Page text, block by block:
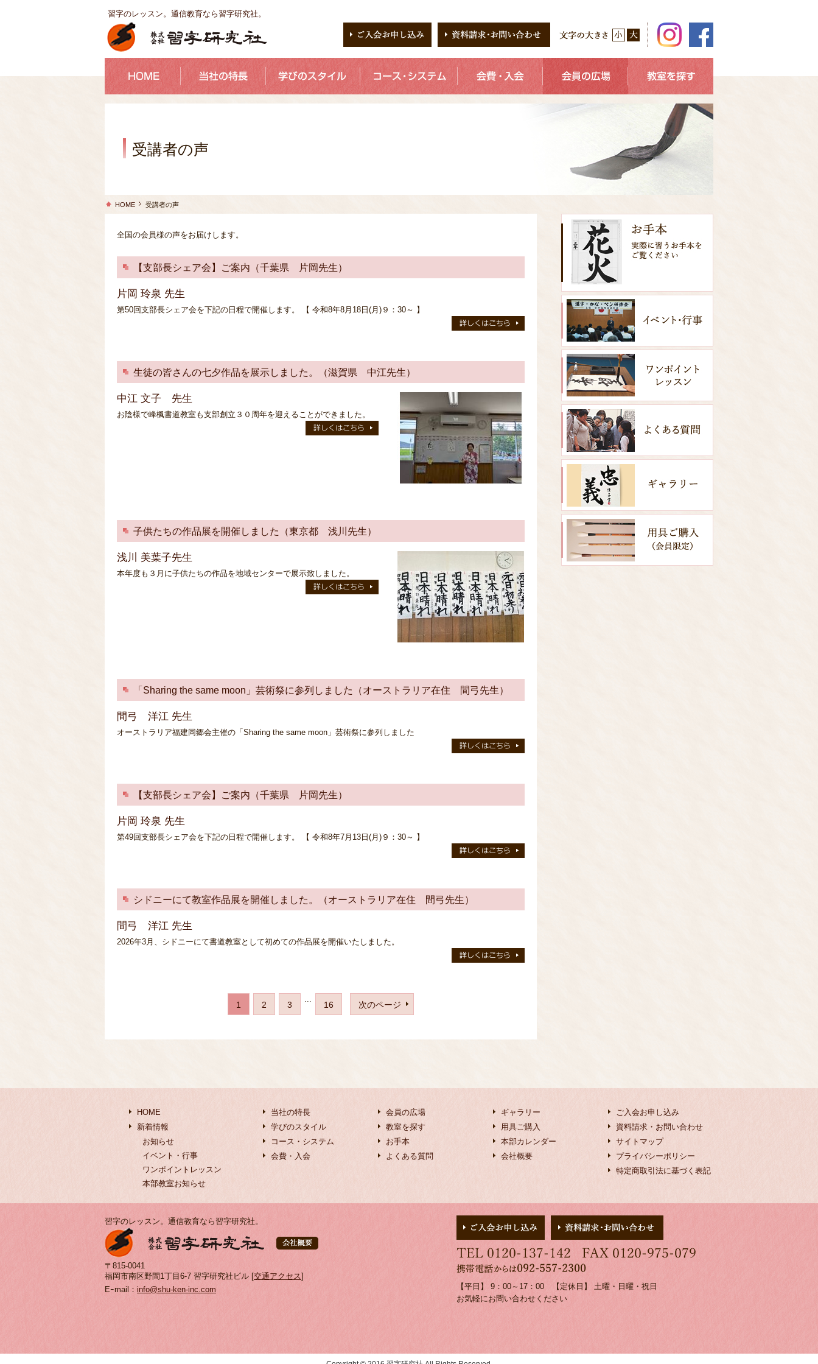
習字のレッスン。通信教育なら習字研究社。
受講者の声
HOME 受講者の声
全国の会員様の声をお届けします。
【支部長シェア会】ご案内（千葉県 片岡先生）
片岡 玲泉 先生
第50回支部長シェア会を下記の日程で開催します。 【 令和8年8月18日(月)９：30～ 】
生徒の皆さんの七夕作品を展示しました。（滋賀県 中江先生）
中江 文子 先生
お陰様で峰楓書道教室も支部創立３０周年を迎えることができました。
子供たちの作品展を開催しました（東京都 浅川先生）
浅川 美葉子先生
本年度も３月に子供たちの作品を地域センターで展示致しました。
「Sharing the same moon」芸術祭に参列しました（オーストラリア在住 間弓先生）
間弓 洋江 先生
オーストラリア福建同郷会主催の「Sharing the same moon」芸術祭に参列しました
【支部長シェア会】ご案内（千葉県 片岡先生）
片岡 玲泉 先生
第49回支部長シェア会を下記の日程で開催します。 【 令和8年7月13日(月)９：30～ 】
シドニーにて教室作品展を開催しました。（オーストラリア在住 間弓先生）
間弓 洋江 先生
2026年3月、シドニーにて書道教室として初めての作品展を開催いたしました。
1 2 3
...
16 次のページ
HOME
新着情報
お知らせ
イベント・行事
ワンポイントレッスン
本部教室お知らせ
当社の特長
学びのスタイル
コース・システム
会費・入会
会員の広場
教室を探す
お手本
よくある質問
ギャラリー
用具ご購入
本部カレンダー
会社概要
ご入会お申し込み
資料請求・お問い合わせ
サイトマップ
プライバシーポリシー
特定商取引法に基づく表記
習字のレッスン。通信教育なら習字研究社。
〒815-0041
福岡市南区野間1丁目6-7 習字研究社ビル [交通アクセス]
Eｰmail： info@shu-ken-inc.com
【平日】 9：00～17：00 【定休日】 土曜・日曜・祝日
お気軽にお問い合わせください